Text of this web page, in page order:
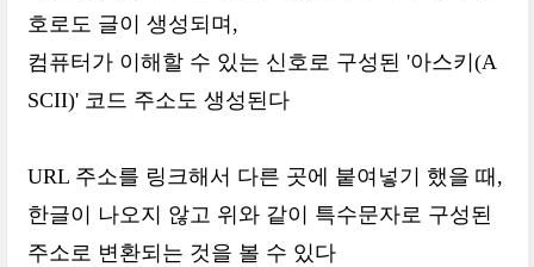
호로도 글이 생성되며,
컴퓨터가 이해할 수 있는 신호로 구성된 '아스키(A
SCII)' 코드 주소도 생성된다
URL 주소를 링크해서 다른 곳에 붙여넣기 했을 때,
한글이 나오지 않고 위와 같이 특수문자로 구성된
주소로 변환되는 것을 볼 수 있다